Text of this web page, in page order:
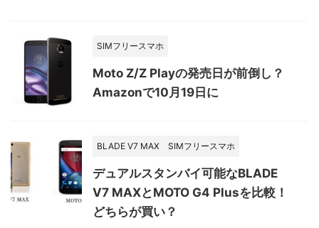
SIMフリースマホ
Moto Z/Z Playの発売日が前倒し？
Amazonで10月19日に
BLADE V7 MAX SIMフリースマホ
デュアルスタンバイ可能なBLADE
V7 MAXとMOTO G4 Plusを比較！
どちらが買い？